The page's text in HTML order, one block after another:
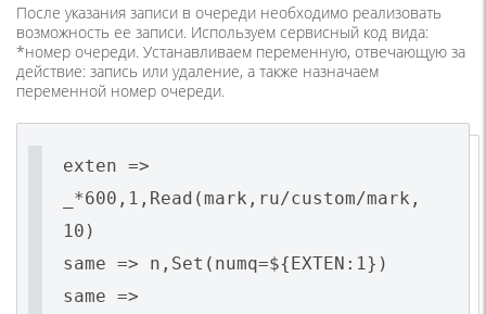
После указания записи в очереди необходимо реализовать
возможность ее записи. Используем сервисный код вида:
*номер очереди. Устанавливаем переменную, отвечающую за
действие: запись или удаление, а также назначаем
переменной номер очереди.
exten =>
_*600,1,Read(mark,ru/custom/mark,
10)
same => n,Set(numq=${EXTEN:1})
same =>